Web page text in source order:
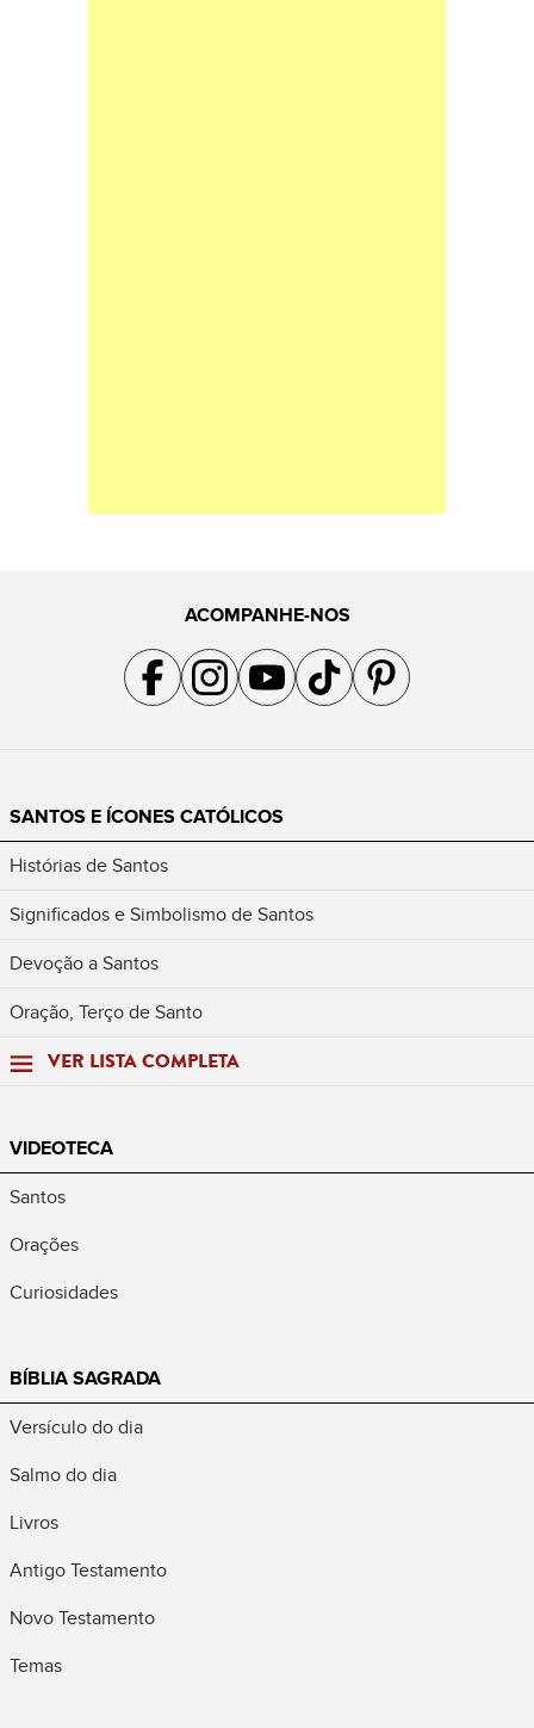
ACOMPANHE-NOS
Acompanhe a gente no Facebook
Acompanhe a gente no Instagram
Acompanhe a gente no YouTube
Acompanhe a gente no TikTok
Acompanhe a gente no
SANTOS E ÍCONES CATÓLICOS
Histórias de Santos
Significados e Simbolismo de Santos
Devoção a Santos
Oração, Terço de Santo
VER LISTA COMPLETA
VIDEOTECA
Santos
Orações
Curiosidades
BÍBLIA SAGRADA
Versículo do dia
Salmo do dia
Livros
Antigo Testamento
Novo Testamento
Temas